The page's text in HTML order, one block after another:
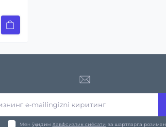
Мен ўқидим Хавфсизлик сиёсати ва шартларга розиман